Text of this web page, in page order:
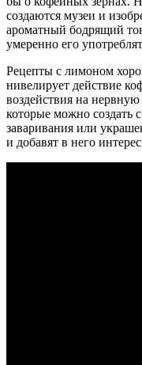
создаются музеи и
ароматный бодрящий
умеренно его
Рецепты с лимоном
нивелирует действие
воздействия на
которые можно создать
заваривания или
и добавят в него